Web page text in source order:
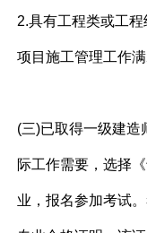
2.具有工程类或工
项目施工管理工作满
(三)已取得一级建造
际工作需要，选择
业，报名参加考试